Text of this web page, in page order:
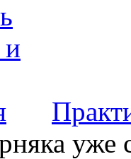
уже